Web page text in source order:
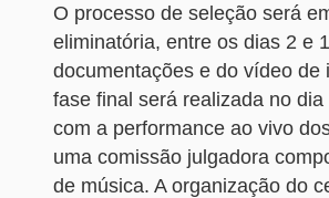
O processo de seleção será
eliminatória, entre os dias 2 e
documentações e do vídeo
fase final será realizada no
com a performance ao vivo
uma comissão julgadora
de música. A organização do